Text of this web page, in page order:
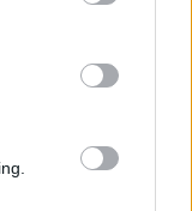
party tags to
in below Google
και
είναι γιατί
δουλειά είχε η
τη χορήγηση της